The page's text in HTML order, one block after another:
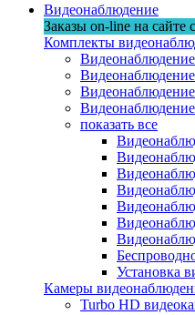
Видеонаблюдение
Заказы on-line на сaйте
Комплекты
показать все
Установка
Камеры
Turbo HD